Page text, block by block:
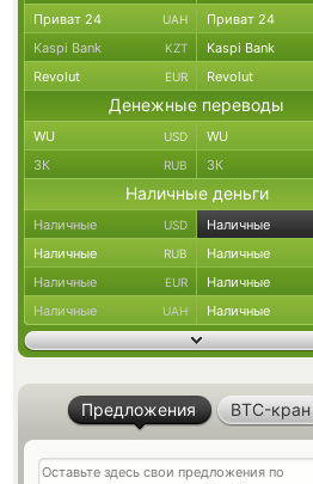
Приват 24 UAH Приват 24
Kaspi Bank KZT Kaspi Bank
Revolut EUR Revolut
Денежные переводы
WU USD WU
ЗК RUB ЗК
Наличные деньги
Наличные USD Наличные
Наличные RUB Наличные
Наличные EUR Наличные
Наличные UAH Наличные
Предложения BTC-кран